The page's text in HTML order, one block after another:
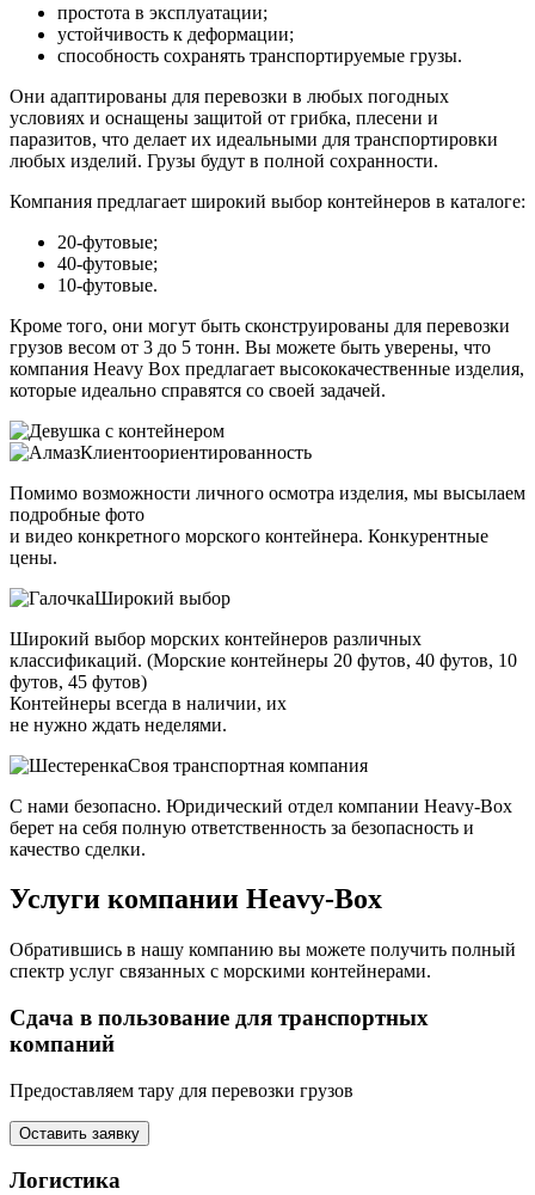
простота в эксплуатации;
устойчивость к деформации;
способность сохранять транспортируемые грузы.
Они адаптированы для перевозки в любых погодных
условиях и оснащены защитой от грибка, плесени и
паразитов, что делает их идеальными для транспортировки
любых изделий. Грузы будут в полной сохранности.
Компания предлагает широкий выбор контейнеров в каталоге:
20-футовые;
40-футовые;
10-футовые.
Кроме того, они могут быть сконструированы для перевозки
грузов весом от 3 до 5 тонн. Вы можете быть уверены, что
компания Heavy Box предлагает высококачественные изделия,
которые идеально справятся со своей задачей.
Клиентоориентированность
Помимо возможности личного осмотра изделия, мы высылаем
подробные фото
и видео конкретного морского контейнера. Конкурентные
цены.
Широкий выбор
Широкий выбор морских контейнеров различных
классификаций. (Морские контейнеры 20 футов, 40 футов, 10
футов, 45 футов)
Контейнеры всегда в наличии, их
не нужно ждать неделями.
Своя транспортная компания
С нами безопасно. Юридический отдел компании Heavy-Box
берет на себя полную ответственность за безопасность и
качество сделки.
Услуги компании Heavy-Box
Обратившись в нашу компанию вы можете получить полный
спектр услуг связанных с морскими контейнерами.
Сдача в пользование для транспортных
компаний
Предоставляем тару для перевозки грузов
Оставить заявку
Логистика